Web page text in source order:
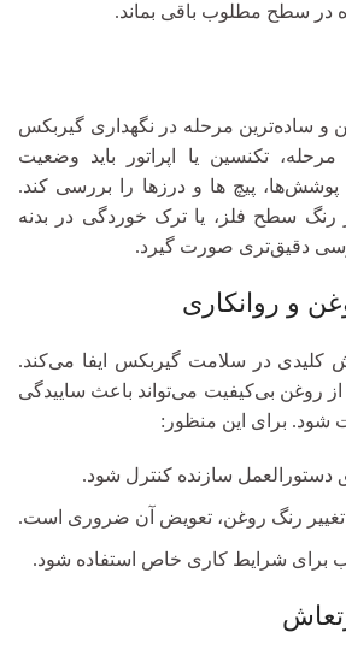
در سطح مطلوب باقی بماند.
ساده‌ترین مرحله در نگهداری گیربکس
تکنسین یا اپراتور باید وضعیت
پیچ‌ ها و درزها را بررسی کند.
رنگ سطح فلز، یا ترک‌ خوردگی در بدنه
دقیق‌تری صورت گیرد.
و روانکاری
کلیدی در سلامت گیربکس ایفا می‌کند.
از روغن بی‌کیفیت می‌تواند باعث ساییدگی
شود. برای این منظور:
سازنده کنترل شود.
رنگ روغن، تعویض آن ضروری است.
برای شرایط کاری خاص استفاده شود.